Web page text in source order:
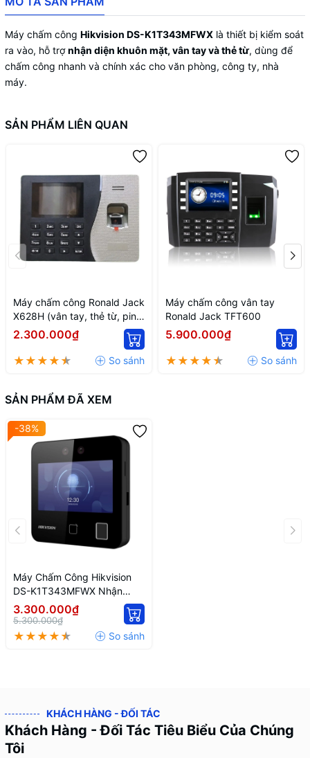
Máy chấm công Hikvision DS-K1T343MFWX là thiết bị kiểm soát
ra vào, hỗ trợnhận diện khuôn mặt, vân tay và thẻ từ, dùng để
chấm công nhanh và chính xác cho văn phòng, công ty, nhà
máy.
SẢN PHẨM LIÊN QUAN
Máy chấm công Ronald Jack
X628H (vân tay, thẻ từ, pin
CMOS)
2.300.000₫
Máy chấm công vân tay
Ronald Jack TFT600
5.900.000₫
SẢN PHẨM ĐÃ XEM
-38%
Máy Chấm Công Hikvision
DS-K1T343MFWX Nhận
Diện Khuôn Mặt Vân Tay
3.300.000₫
5.300.000₫
KHÁCH HÀNG - ĐỐI TÁC
Khách Hàng - Đối Tác Tiêu Biểu Của Chúng
Tôi